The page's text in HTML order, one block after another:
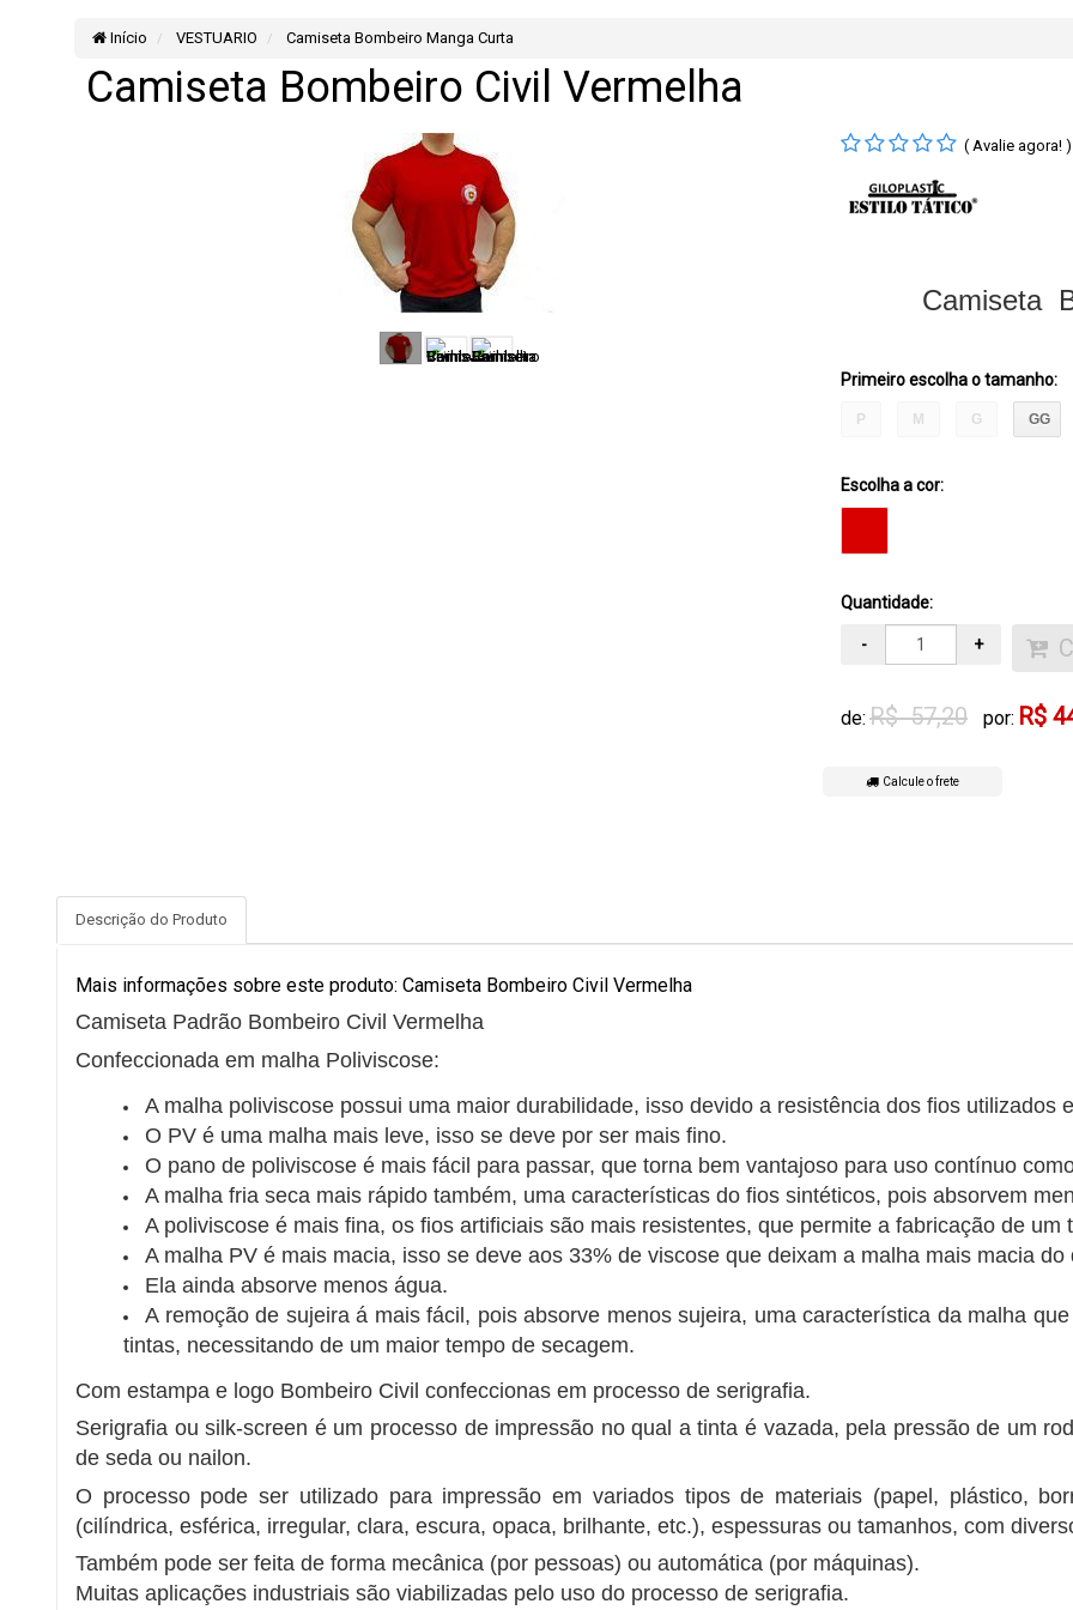
Início VESTUARIO Camiseta Bombeiro Manga Curta
Camiseta Bombeiro Civil Vermelha
( Avalie agora! )
Camiseta
Primeiro escolha o tamanho:
P M G GG
Escolha a cor:
Quantidade:
- +
de: R$ 57,20 por: R$
Calcule o frete
Descrição do Produto
Mais informações sobre este produto: Camiseta Bombeiro Civil Vermelha
Camiseta Padrão Bombeiro Civil Vermelha
Confeccionada em malha Poliviscose:
A malha poliviscose possui uma maior durabilidade, isso devido a resistência dos fios utilizados
O PV é uma malha mais leve, isso se deve por ser mais fino.
O pano de poliviscose é mais fácil para passar, que torna bem vantajoso para uso contínuo
A malha fria seca mais rápido também, uma características do fios sintéticos, pois absorvem
A poliviscose é mais fina, os fios artificiais são mais resistentes, que permite a fabricação de um
A malha PV é mais macia, isso se deve aos 33% de viscose que deixam a malha mais macia do
Ela ainda absorve menos água.
A remoção de sujeira á mais fácil, pois absorve menos sujeira, uma característica da malha
tintas, necessitando de um maior tempo de secagem.
Com estampa e logo Bombeiro Civil confeccionas em processo de serigrafia.
Serigrafia ou silk-screen é um processo de impressão no qual a tinta é vazada, pela pressão de um
de seda ou nailon.
O processo pode ser utilizado para impressão em variados tipos de materiais (papel, plástico,
(cilíndrica, esférica, irregular, clara, escura, opaca, brilhante, etc.), espessuras ou tamanhos, com
Também pode ser feita de forma mecânica (por pessoas) ou automática (por máquinas).
Muitas aplicações industriais são viabilizadas pelo uso do processo de serigrafia.